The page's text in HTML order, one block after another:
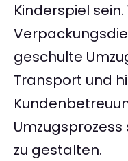
Kinderspiel
geschulte
Transport und
zu gestalten.